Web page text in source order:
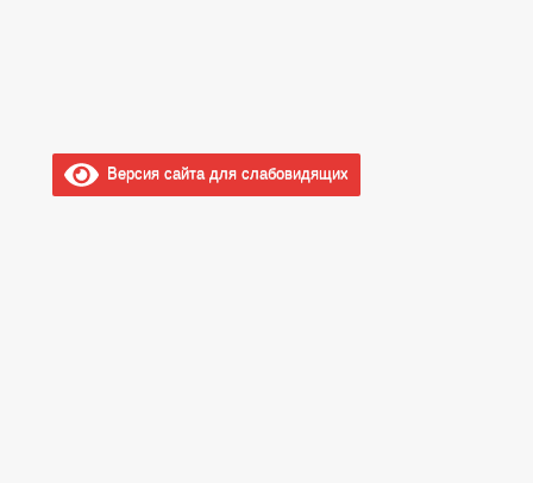
Версия сайта для слабовидящих